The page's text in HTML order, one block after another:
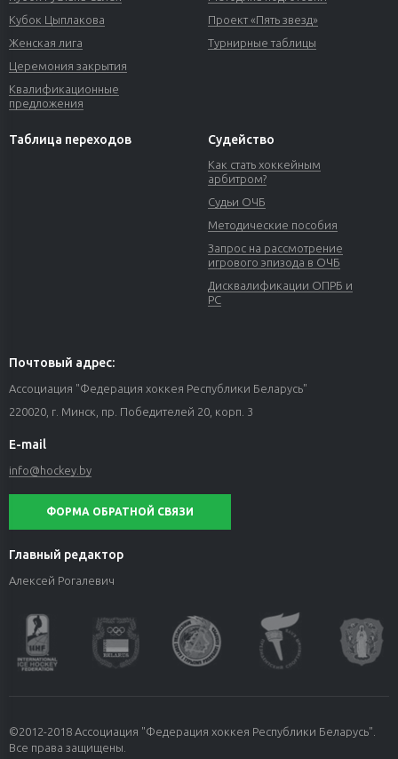
Кубок Цыплакова
Женская лига
Церемония закрытия
Квалификационные
предложения
Проект «Пять звезд»
Турнирные таблицы
Таблица переходов Судейство
Как стать хоккейным
арбитром?
Судьи ОЧБ
Методические пособия
Запрос на рассмотрение
игрового эпизода в ОЧБ
Дисквалификации ОПРБ и
РС
Почтовый адрес:
Ассоциация "Федерация хоккея Республики Беларусь"
220020, г. Минск, пр. Победителей 20, корп. 3
E-mail
info@hockey.by
ФОРМА ОБРАТНОЙ СВЯЗИ
Главный редактор
Алексей Рогалевич
©2012-2018 Ассоциация "Федерация хоккея Республики Беларусь".
Все права защищены.